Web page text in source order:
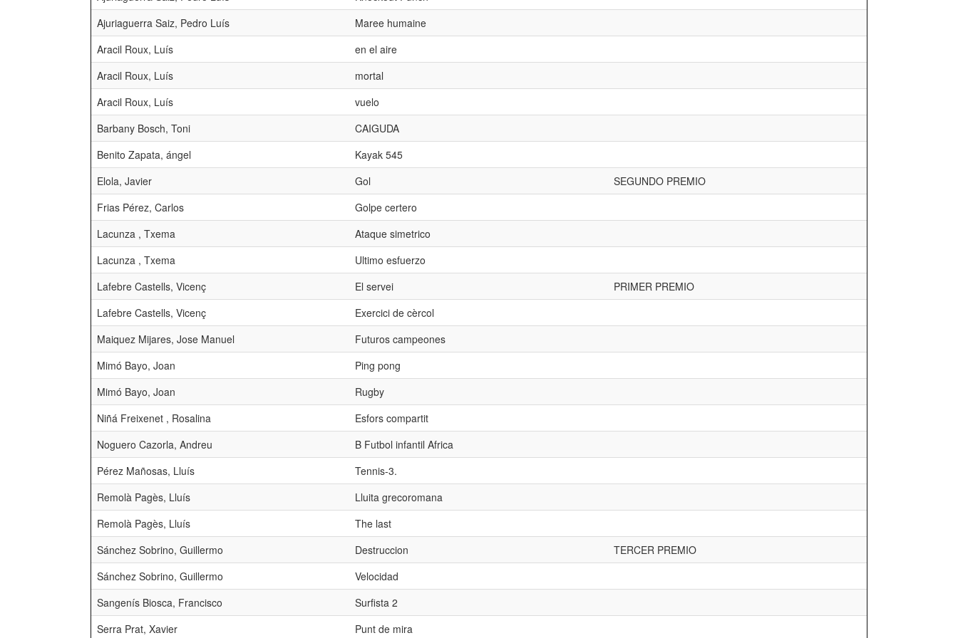
Ajuriaguerra Saiz, Pedro Luís
Maree humaine
Aracil Roux, Luís
en el aire
Aracil Roux, Luís
mortal
Aracil Roux, Luís
vuelo
Barbany Bosch, Toni
CAIGUDA
Benito Zapata, ángel
Kayak 545
Elola, Javier
Gol
SEGUNDO PREMIO
Frias Pérez, Carlos
Golpe certero
Lacunza , Txema
Ataque simetrico
Lacunza , Txema
Ultimo esfuerzo
Lafebre Castells, Vicenç
El servei
PRIMER PREMIO
Lafebre Castells, Vicenç
Exercici de cèrcol
Maiquez Mijares, Jose Manuel
Futuros campeones
Mimó Bayo, Joan
Ping pong
Mimó Bayo, Joan
Rugby
Niñá Freixenet , Rosalina
Esfors compartit
Noguero Cazorla, Andreu
B Futbol infantil Africa
Pérez Mañosas, Lluís
Tennis-3.
Remolà Pagès, Lluís
Lluita grecoromana
Remolà Pagès, Lluís
The last
Sánchez Sobrino, Guillermo
Destruccion
TERCER PREMIO
Sánchez Sobrino, Guillermo
Velocidad
Sangenís Biosca, Francisco
Surfista 2
Serra Prat, Xavier
Punt de mira